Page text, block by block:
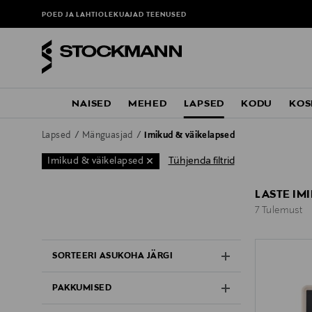
POED JA LAHTIOLEKUAJADTEENUSED
NAISED MEHED LAPSED KODU
Lapsed Mänguasjad Imikud & väikelapsed
Imikud & väikelapsed Tühjenda filtrid
SORTEERI ASUKOHA JÄRGI
PAKKUMISED
LASTE
7 Tulemust